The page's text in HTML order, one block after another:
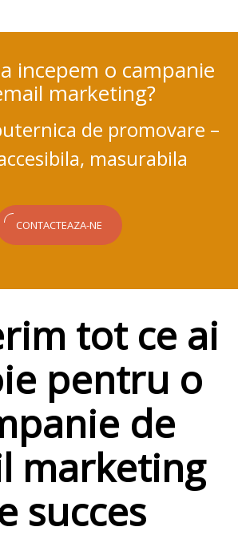
incepem o campanie
marketing?
de promovare –
masurabila
CONTACTEAZA-NE
tot ce ai
pentru o
de
marketing
succes